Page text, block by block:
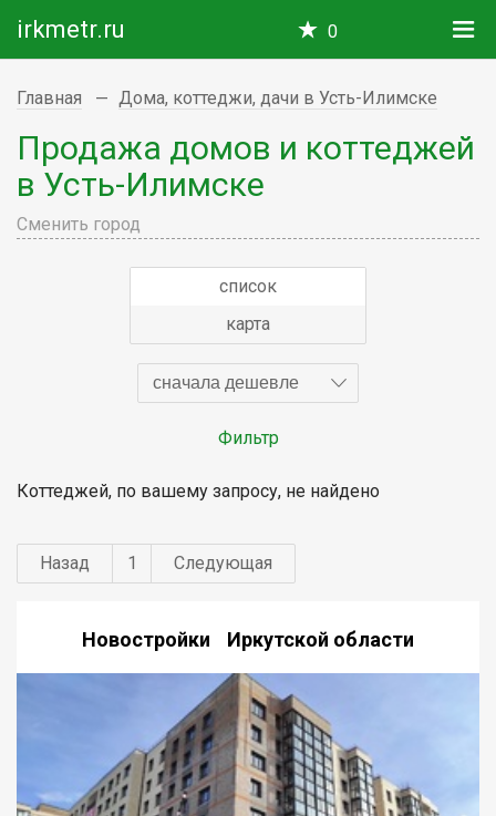
irkmetr.ru 0
Главная Дома, коттеджи, дачи в Усть-Илимске
Продажа домов и коттеджей
в Усть-Илимске
Сменить город
список
карта
сначала дешевле
Фильтр
Коттеджей, по вашему запросу, не найдено
Назад 1 Следующая
Новостройки Иркутской области